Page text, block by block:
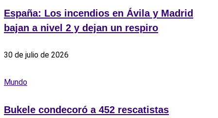
España: Los incendios en Ávila y Madrid
bajan a nivel 2 y dejan un respiro
30 de julio de 2026
Mundo
Bukele condecoró a 452 rescatistas